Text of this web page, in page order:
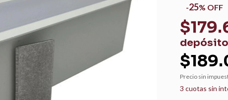
-25% OFF
depósito
Precio sin
3 cuotas sin